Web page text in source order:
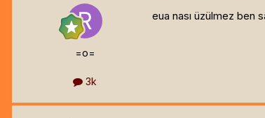
=o=
3k
eua nası üzülmez ben